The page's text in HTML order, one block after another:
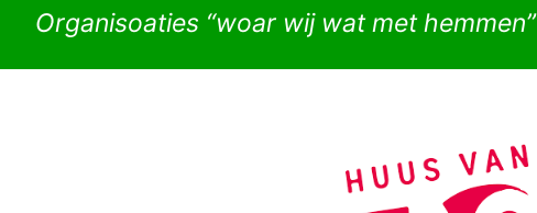
Organisoaties “woar wij wat met hemmen”